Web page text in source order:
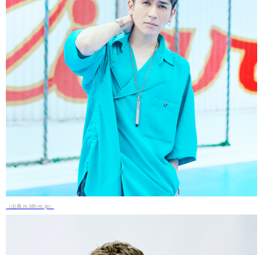
（出典 m.ldh-m.jp）